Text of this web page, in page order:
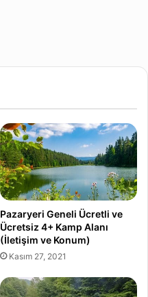
Pazaryeri Geneli Ücretli ve
Ücretsiz 4+ Kamp Alanı
(İletişim ve Konum)
Kasım 27, 2021